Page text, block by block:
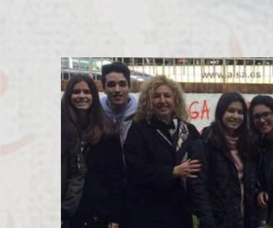
Día Mundial de la Poesía Galardones Recital
Vengo del norte Pequeños pasos